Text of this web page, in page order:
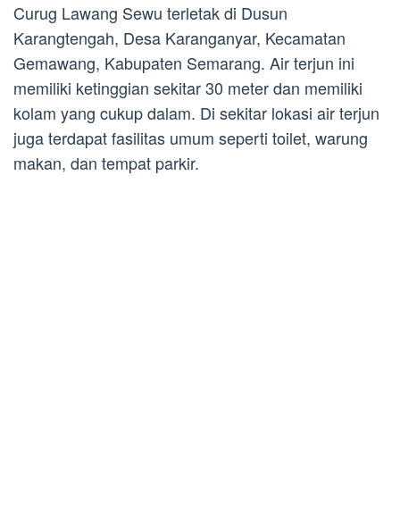
Curug Lawang Sewu terletak di Dusun
Karangtengah, Desa Karanganyar, Kecamatan
Gemawang, Kabupaten Semarang. Air terjun ini
memiliki ketinggian sekitar 30 meter dan memiliki
kolam yang cukup dalam. Di sekitar lokasi air terjun
juga terdapat fasilitas umum seperti toilet, warung
makan, dan tempat parkir.